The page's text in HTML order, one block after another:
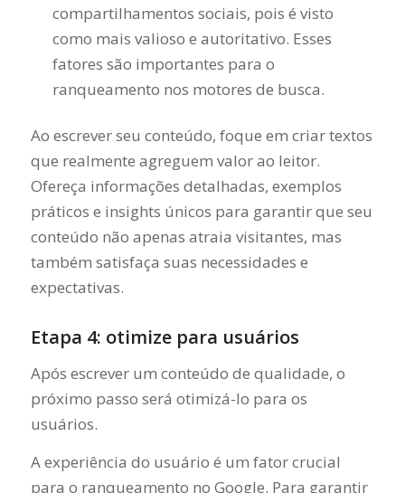
compartilhamentos sociais, pois é visto
como mais valioso e autoritativo. Esses
fatores são importantes para o
ranqueamento nos motores de busca.
Ao escrever seu conteúdo, foque em criar textos
que realmente agreguem valor ao leitor.
Ofereça informações detalhadas, exemplos
práticos e insights únicos para garantir que seu
conteúdo não apenas atraia visitantes, mas
também satisfaça suas necessidades e
expectativas.
Etapa 4: otimize para usuários
Após escrever um conteúdo de qualidade, o
próximo passo será otimizá-lo para os
usuários.
A experiência do usuário é um fator crucial
para o ranqueamento no Google. Para garantir